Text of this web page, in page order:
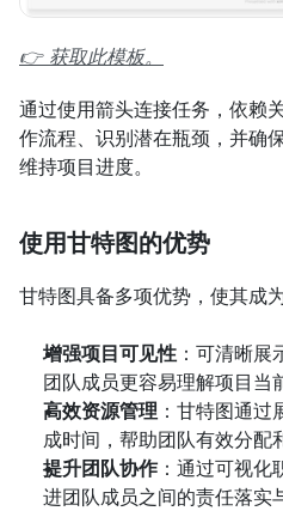
👉 获取此模板。
通过使用箭头连接任务，依赖
作流程、识别潜在瓶颈，并确
维持项目进度。
使用甘特图的优势
甘特图具备多项优势，使其成
增强项目可见性 ：可清晰
团队成员更容易理解项目当
高效资源管理 ：甘特图通
成时间，帮助团队有效分配
提升团队协作：通过可视化
进团队成员之间的责任落实